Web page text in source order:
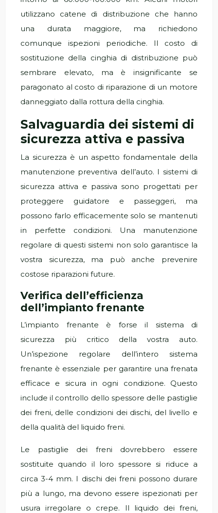
utilizzano catene di distribuzione che hanno
una durata maggiore, ma richiedono
comunque ispezioni periodiche. Il costo di
sostituzione della cinghia di distribuzione può
sembrare elevato, ma è insignificante se
paragonato al costo di riparazione di un motore
danneggiato dalla rottura della cinghia.
Salvaguardia dei sistemi di
sicurezza attiva e passiva
La sicurezza è un aspetto fondamentale della
manutenzione preventiva dell’auto. I sistemi di
sicurezza attiva e passiva sono progettati per
proteggere guidatore e passeggeri, ma
possono farlo efficacemente solo se mantenuti
in perfette condizioni. Una manutenzione
regolare di questi sistemi non solo garantisce la
vostra sicurezza, ma può anche prevenire
costose riparazioni future.
Verifica dell’efficienza
dell’impianto frenante
L’impianto frenante è forse il sistema di
sicurezza più critico della vostra auto.
Un’ispezione regolare dell’intero sistema
frenante è essenziale per garantire una frenata
efficace e sicura in ogni condizione. Questo
include il controllo dello spessore delle pastiglie
dei freni, delle condizioni dei dischi, del livello e
della qualità del liquido freni.
Le pastiglie dei freni dovrebbero essere
sostituite quando il loro spessore si riduce a
circa 3-4 mm. I dischi dei freni possono durare
più a lungo, ma devono essere ispezionati per
usura irregolare o crepe. Il liquido dei freni,